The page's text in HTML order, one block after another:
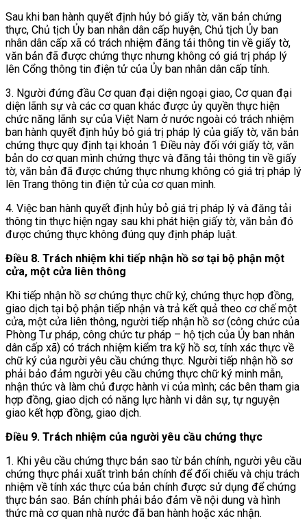
Sau khi ban hành quyết định hủy bỏ giấy tờ, văn bản chứng
thực, Chủ tịch Ủy ban nhân dân cấp huyện, Chủ tịch Ủy ban
nhân dân cấp xã có trách nhiệm đăng tải thông tin về giấy tờ,
văn bản đã được chứng thực nhưng không có giá trị pháp lý
lên Cổng thông tin điện tử của Ủy ban nhân dân cấp tỉnh.
3. Người đứng đầu Cơ quan đại diện ngoại giao, Cơ quan đại
diện lãnh sự và các cơ quan khác được ủy quyền thực hiện
chức năng lãnh sự của Việt Nam ở nước ngoài có trách nhiệm
ban hành quyết định hủy bỏ giá trị pháp lý của giấy tờ, văn bản
chứng thực quy định tại khoản 1 Điều này đối với giấy tờ, văn
bản do cơ quan mình chứng thực và đăng tải thông tin về giấy
tờ, văn bản đã được chứng thực nhưng không có giá trị pháp lý
lên Trang thông tin điện tử của cơ quan mình.
4. Việc ban hành quyết định hủy bỏ giá trị pháp lý và đăng tải
thông tin thực hiện ngay sau khi phát hiện giấy tờ, văn bản đó
được chứng thực không đúng quy định pháp luật.
Điều 8. Trách nhiệm khi tiếp nhận hồ sơ tại bộ phận một
cửa, một cửa liên thông
Khi tiếp nhận hồ sơ chứng thực chữ ký, chứng thực hợp đồng,
giao dịch tại bộ phận tiếp nhận và trả kết quả theo cơ chế một
cửa, một cửa liên thông, người tiếp nhận hồ sơ (công chức của
Phòng Tư pháp, công chức tư pháp – hộ tịch của Ủy ban nhân
dân cấp xã) có trách nhiệm kiểm tra kỹ hồ sơ, tính xác thực về
chữ ký của người yêu cầu chứng thực. Người tiếp nhận hồ sơ
phải bảo đảm người yêu cầu chứng thực chữ ký minh mẫn,
nhận thức và làm chủ được hành vi của mình; các bên tham gia
hợp đồng, giao dịch có năng lực hành vi dân sự, tự nguyện
giao kết hợp đồng, giao dịch.
Điều 9. Trách nhiệm của người yêu cầu chứng thực
1. Khi yêu cầu chứng thực bản sao từ bản chính, người yêu cầu
chứng thực phải xuất trình bản chính để đối chiếu và chịu trách
nhiệm về tính xác thực của bản chính được sử dụng để chứng
thực bản sao. Bản chính phải bảo đảm về nội dung và hình
thức mà cơ quan nhà nước đã ban hành hoặc xác nhận.